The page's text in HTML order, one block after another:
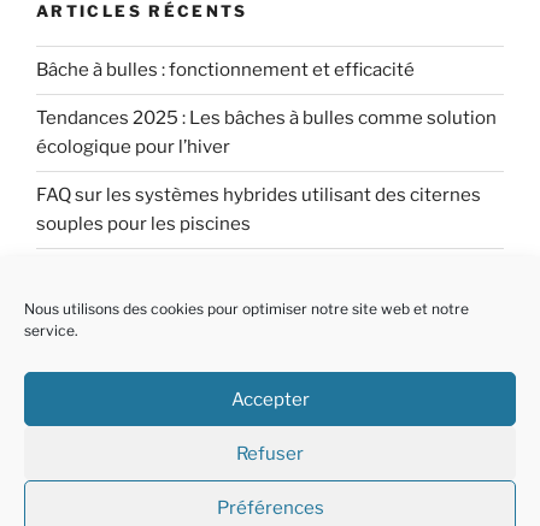
Nous utilisons des cookies pour optimiser notre site web et notre
service.
Accepter
Refuser
Préférences
ARTICLES RÉCENTS
Bâche à bulles : fonctionnement et efficacité
Tendances 2025 : Les bâches à bulles comme solution
écologique pour l’hiver
FAQ sur les systèmes hybrides utilisant des citernes
souples pour les piscines
piscine et de citernes souples
grâce aux citernes souples
Fièrement propulsé par WordPress